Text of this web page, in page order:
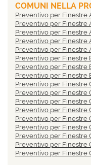
Preventivo per Finestre
Preventivo per Finestre
Preventivo per Finestre
Preventivo per Finestre
Preventivo per Finestre
Preventivo per Finestre
Preventivo per Finestre
Preventivo per Finestre
Preventivo per Finestre
Preventivo per Finestre
Preventivo per Finestre
Preventivo per Finestre
Preventivo per Finestre
Preventivo per Finestre
Preventivo per Finestre
Preventivo per Finestre
Preventivo per Finestre
Preventivo per Finestre
COMUNI NELLA
Preventivo per Finestre
Preventivo per Finestre
Preventivo per Finestre
Preventivo per Finestre
Preventivo per Finestre
Preventivo per Finestre
Preventivo per Finestre
Preventivo per Finestre
Preventivo per Finestre
Preventivo per Finestre
Preventivo per Finestre
Preventivo per Finestre
Preventivo per Finestre
Preventivo per Finestre
Preventivo per Finestre
Preventivo per Finestre
Preventivo per Finestre